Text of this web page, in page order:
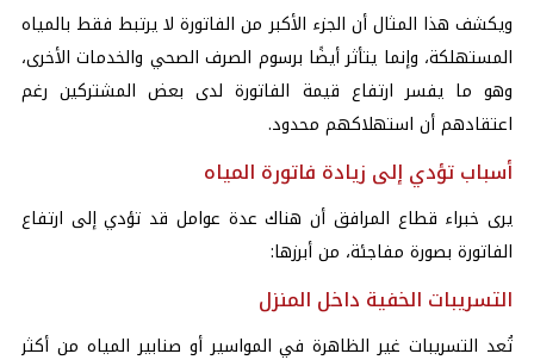
ويكشف هذا المثال أن الجزء الأكبر من الفاتورة لا يرتبط فقط بالمياه
المستهلكة، وإنما يتأثر أيضًا برسوم الصرف الصحي والخدمات الأخرى،
وهو ما يفسر ارتفاع قيمة الفاتورة لدى بعض المشتركين رغم
اعتقادهم أن استهلاكهم محدود.
أسباب تؤدي إلى زيادة فاتورة المياه
يرى خبراء قطاع المرافق أن هناك عدة عوامل قد تؤدي إلى ارتفاع
الفاتورة بصورة مفاجئة، من أبرزها:
التسريبات الخفية داخل المنزل
تُعد التسريبات غير الظاهرة في المواسير أو صنابير المياه من أكثر